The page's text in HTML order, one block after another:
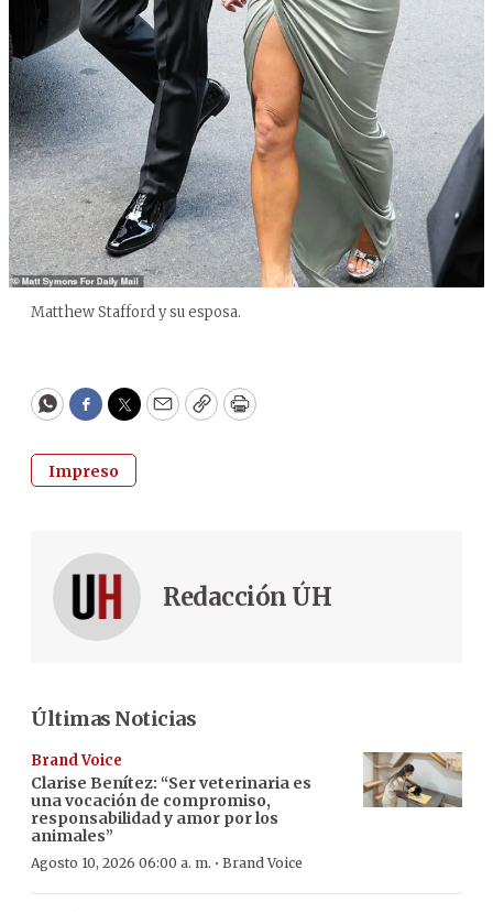
Matthew Stafford y su esposa.
WhatsApp
Facebook
Twitter
EmailCopyPrint
Impreso
Redacción ÚH
Últimas Noticias
Brand Voice
Clarise Benítez: “Ser veterinaria es
una vocación de compromiso,
responsabilidad y amor por los
animales”
Agosto 10, 2026 06:00 a. m. · Brand Voice